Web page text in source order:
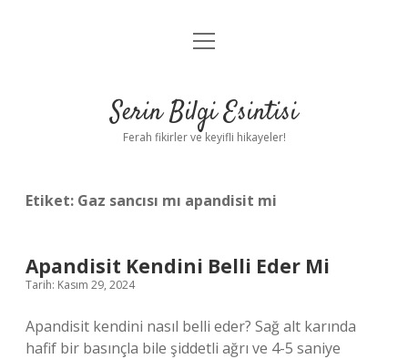
Anasayfa
Yasal Uyarı
menüyü
Serin Bilgi Esintisi
Ferah fikirler ve keyifli hikayeler!
Etiket: Gaz sancısı mı apandisit mi
Apandisit Kendini Belli Eder Mi
Tarih: Kasım 29, 2024
Apandisit kendini nasıl belli eder? Sağ alt karında
hafif bir basınçla bile şiddetli ağrı ve 4-5 saniye